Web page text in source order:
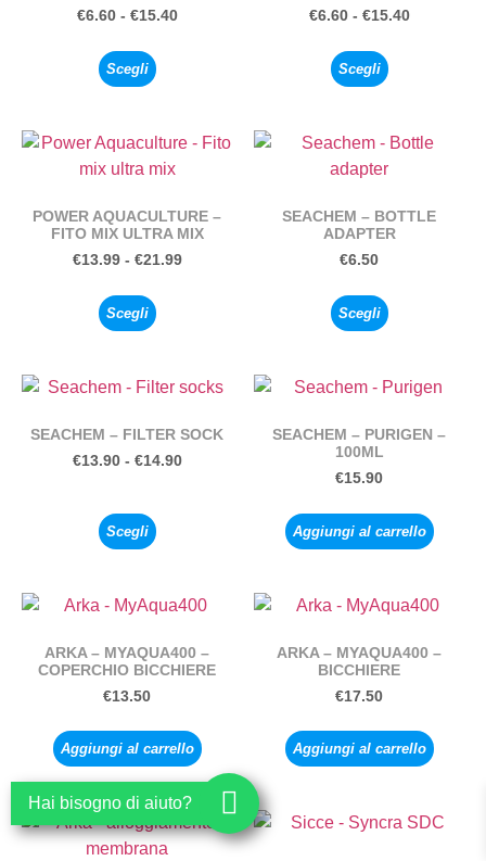
€6.60 - €15.40
Scegli
€6.60 - €15.40
Scegli
POWER AQUACULTURE –
FITO MIX ULTRA MIX
€13.99 - €21.99
Scegli
SEACHEM – BOTTLE
ADAPTER
€6.50
Scegli
SEACHEM – FILTER SOCK
€13.90 - €14.90
Scegli
SEACHEM – PURIGEN –
100ML
€15.90
Aggiungi al carrello
ARKA – MYAQUA400 –
COPERCHIO BICCHIERE
€13.50
Aggiungi al carrello
ARKA – MYAQUA400 –
BICCHIERE
€17.50
Aggiungi al carrello
Hai bisogno di aiuto?